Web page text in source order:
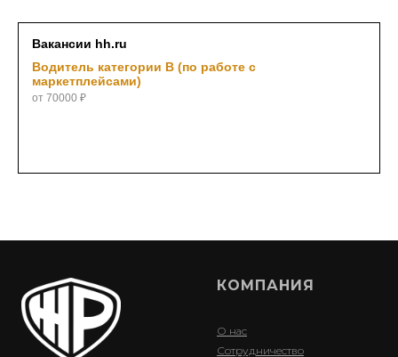
офисе
Вакансии hh.ru
Водитель категории В (по работе с
маркетплейсами)
от 70000 ₽
КОМПАНИЯ
О нас
Сотрудничество